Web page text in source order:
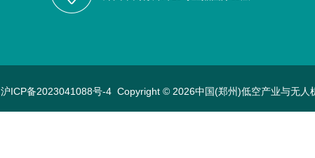
沪ICP备2023041088号-4Copyright © 2026中国(郑州)低空产业与无